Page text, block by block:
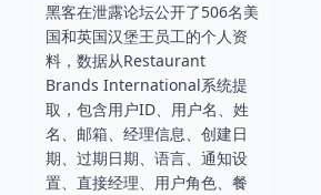
黑客在泄露论坛公开了506名美
国和英国汉堡王员工的个人资
料，数据从Restaurant
Brands International系统提
取，包含用户ID、用户名、姓
名、邮箱、经理信息、创建日
期、过期日期、语言、通知设
置、直接经理、用户角色、餐